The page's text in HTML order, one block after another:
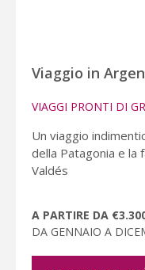
Viaggio in
VIAGGI PRONTI DI
Un viaggio
della Patagonia e la
Valdés
A PARTIRE DA
DA GENNAIO A